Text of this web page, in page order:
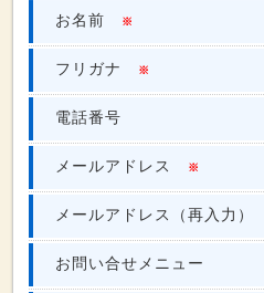
お名前 ※
フリガナ ※
電話番号
メールアドレス ※
メールアドレス（再入力）
お問い合せメニュー